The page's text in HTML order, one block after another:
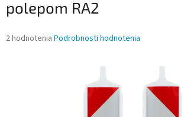
polepom RA2
Priemerné
2 hodnotenia Podrobnosti hodnotenia